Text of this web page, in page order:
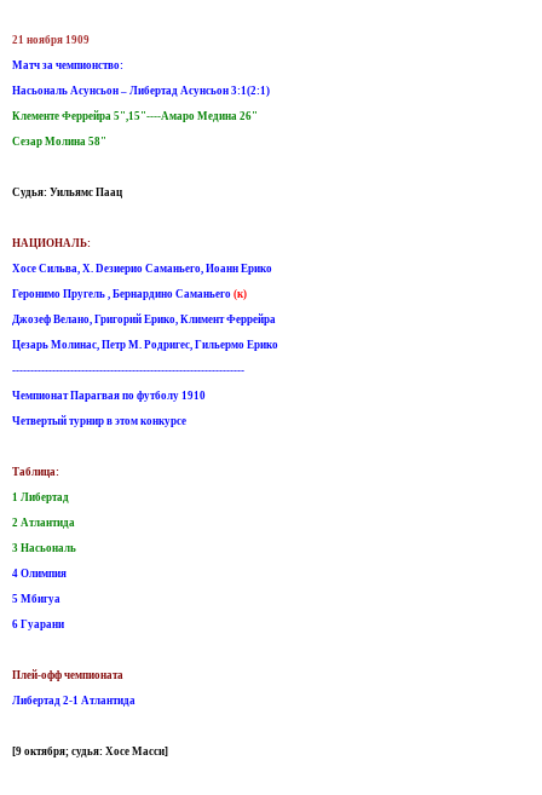
21 ноября 1909
Матч за чемпионство:
Насьональ Асунсьон – Либертад Асунсьон 3:1(2:1)
Клементе Феррейра 5",15"----Амаро Медина 26"
Сезар Молина 58"
Судья: Уильямс Паац
НАЦИОНАЛЬ:
Хосе Сильва, Х. Deзиерио Саманьего, Иоанн Eрико
Геронимо Пругель , Бернардино Саманьего (к)
Джозеф Велано, Григорий Eрико, Климент Феррейра
Цезарь Moлинас, Петр M. Родригес, Гильермо Eрико
----------------------------------------------------------------
Чемпионат Парагвая по футболу 1910
Четвертый турнир в этом конкурсе
Таблица:
1 Либертад
2 Атлантида
3 Насьональ
4 Олимпия
5 Mбигуа
6 Гуарани
Плей-офф чемпионата
Либертад 2-1 Атлантида
[9 октября; судья: Хосе Масси]